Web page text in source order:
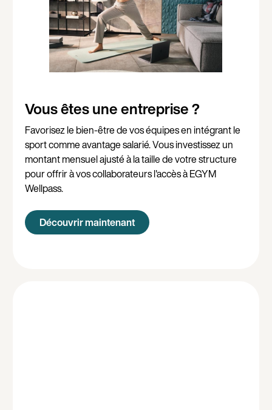
Vous êtes une entreprise ?
Favorisez le bien-être de vos équipes en intégrant le
sport comme avantage salarié. Vous investissez un
montant mensuel ajusté à la taille de votre structure
pour offrir à vos collaborateurs l'accès à EGYM
Wellpass.
Découvrir maintenant